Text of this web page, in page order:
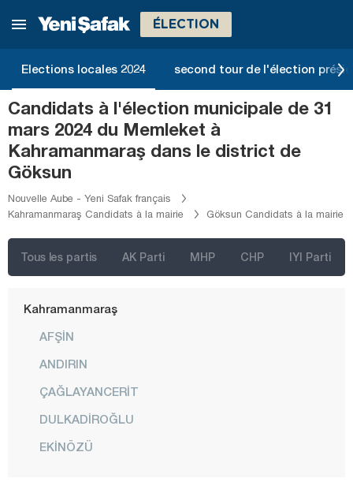
ÉLECTION
Elections locales 2024 second tour de l'élection
Candidats à l'élection municipale de 31
mars 2024 du Memleket à
Kahramanmaraş dans le district de
Göksun
Nouvelle Aube - Yeni Safak français
Kahramanmaraş Candidats à la mairie
Göksun Candidats à la mairie
Tous les partis AK Parti MHP CHP IYI Parti
Erzincan
Erzurum
Gaziantep
Giresun
Gümüşhane
Hakkari
Hatay
Isparta
Kahramanmaraş
AFŞİN
ANDIRIN
ÇAĞLAYANCERİT
DULKADİROĞLU
EKİNÖZÜ